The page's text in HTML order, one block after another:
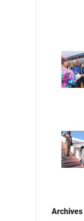
Archives